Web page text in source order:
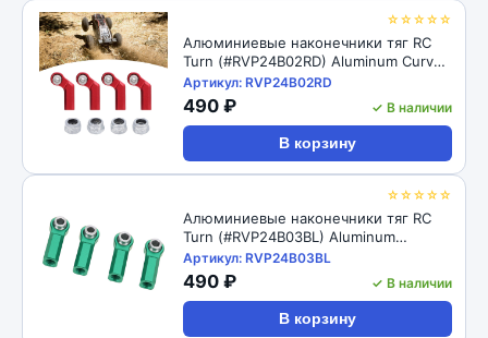
☆☆☆☆☆
Алюминиевые наконечники тяг RC
Turn (#RVP24B02RD) Aluminum Curved
Link Steering Rod Ends with M4 CW
Thread Bore for 1/10 RC Crawler 4pcs:
Red
Артикул: RVP24B02RD
490 ₽ ✓ В наличии
В корзину
☆☆☆☆☆
Алюминиевые наконечники тяг RC
Turn (#RVP24B03BL) Aluminum
Straight Link Steering Rod Ends with
M4 CW Thread Bore for 1/10 RC
Crawler 4pcs: Black
Артикул: RVP24B03BL
490 ₽ ✓ В наличии
В корзину